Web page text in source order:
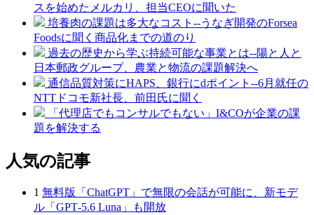
スを始めたメルカリ、担当CEOに聞いた
培養肉の課題は多大なコスト--うなぎ開発のForsea
Foodsに聞く商品化までの道のり
過去の歴史から学ぶ持続可能な事業とは--陽と人と
日本郵政グループ、農業と物流の課題解決へ
通信品質対策にHAPS、銀行にdポイント--6月就任の
NTTドコモ新社長、前田氏に聞く
「代理店でもコンサルでもない」I&COが企業の課
題を解決する
人気の記事
1 無料版「ChatGPT」で無限の会話が可能に、新モデ
ル「GPT‑5.6 Luna」も開放